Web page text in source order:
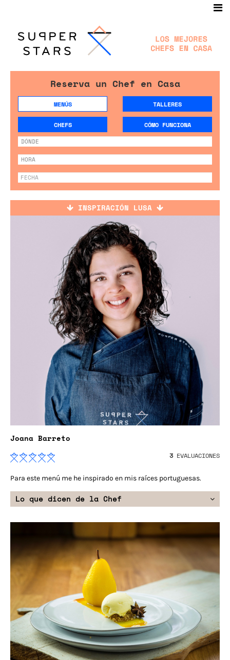
Reserva un Chef en Casa
MENÚS TALLERES
CHEFS CÓMO FUNCIONA
INSPIRACIÓN LUSA
Joana Barreto
3 EVALUACIONES
Para este menú me he inspirado en mis raíces portuguesas.
Lo que dicen de la Chef